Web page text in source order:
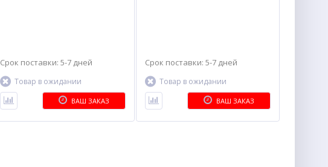
Срок поставки: 5-7 дней
Товар в ожидании
ВАШ ЗАКАЗ
Срок поставки: 5-7 дней
Товар в ожидании
ВАШ ЗАКАЗ